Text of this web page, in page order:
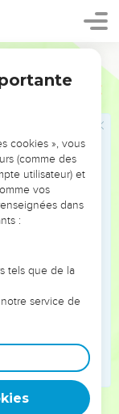
et ils
de l'épée,
et tous
survivant,
destruction
et l'attaqua.
les villes qui en
de l'épée et
sans
Libna et son roi.
le Néguev, la
rois. Il ne laissa
comme
il conquit toute la
ces rois et de
cookies », vous
(comme des
utilisateur) et
vos
dans
:
tels que de la
service de